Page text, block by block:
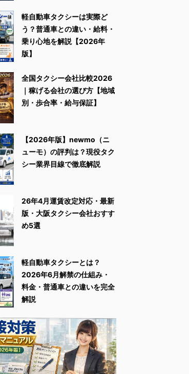
軽自動車タクシーは実際ど
う？普通車との違い・給料・
乗り心地を解説【2026年
版】
全国タクシー会社比較2026
｜稼げる会社の選び方【地域
別・歩合率・給与保証】
【2026年版】newmo（ニ
ューモ）の評判は？現役タク
シー業界目線で徹底解説
26年4月運賃改定対応・最新
版・大阪タクシー会社おすす
め5選
軽自動車タクシーとは？
2026年6月解禁の仕組み・
料金・普通車との違いを完全
解説